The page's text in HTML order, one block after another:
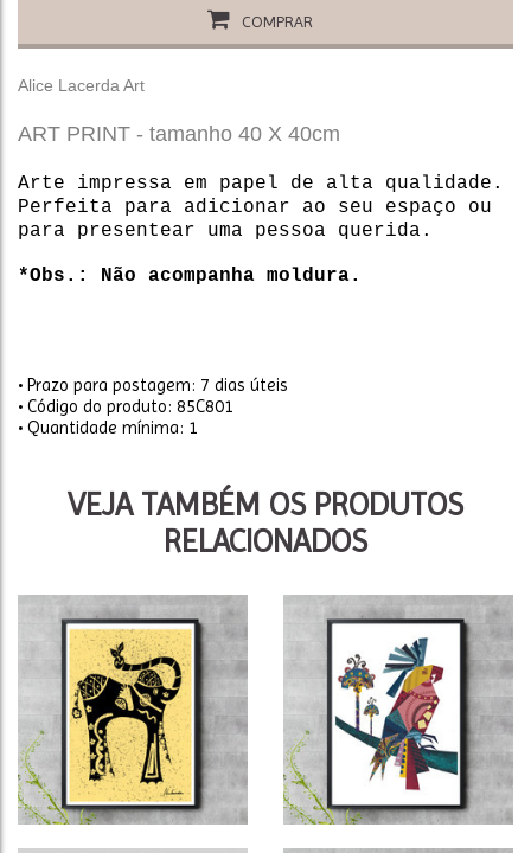
COMPRAR
Alice Lacerda Art
ART PRINT - tamanho 40 X 40cm
Arte impressa em papel de alta qualidade.
Perfeita para adicionar ao seu espaço ou
para presentear uma pessoa querida.
*Obs.: Não acompanha moldura.
• Prazo para postagem: 7 dias úteis
• Código do produto: 85C801
• Quantidade mínima: 1
VEJA TAMBÉM OS PRODUTOS
RELACIONADOS